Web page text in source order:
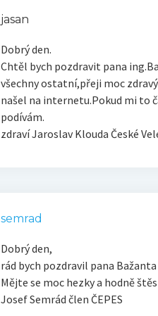
jasan
Dobrý den.
Chtěl bych pozdravit pana
všechny ostatní,přeji moc
našel na internetu.Pokud mi to
podívám.
zdraví Jaroslav Klouda České
semrad
Dobrý den,
rád bych pozdravil pana
Mějte se moc hezky a hodně
Josef Semrád člen ČEPES